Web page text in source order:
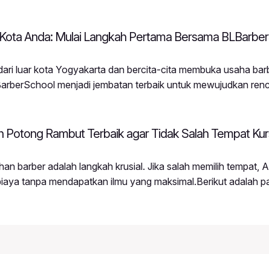
Anda: Mulai Langkah Pertama Bersama
luar kota Yogyakarta dan bercita-cita membuka usaha
menjadi jembatan terbaik untuk mewujudkan
Potong Rambut Terbaik agar Tidak Salah Tempat
barber adalah langkah krusial. Jika salah memilih tempat,
tanpa mendapatkan ilmu yang maksimal.Berikut adalah